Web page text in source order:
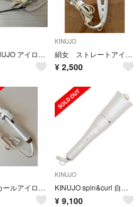
絹女 KINUJO アイロン コテ ジャンク
KINUJO
絹女 ストレートアイロン
¥ 2,500
KINUJO カールアイロン 絹女 28mm KC028(1台)
KINUJO
KINUJO spin&curl 自動巻きカールアイロン シルクプレート白
¥ 9,100